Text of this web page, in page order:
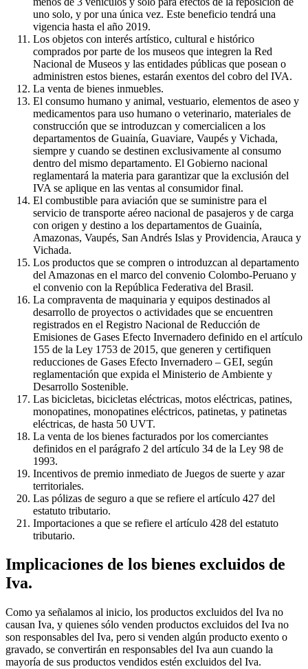
uno solo, y por una única vez. Este beneficio tendrá una
vigencia hasta el año 2019.
Los objetos con interés artístico, cultural e histórico
comprados por parte de los museos que integren la Red
Nacional de Museos y las entidades públicas que posean o
administren estos bienes, estarán exentos del cobro del IVA.
La venta de bienes inmuebles.
El consumo humano y animal, vestuario, elementos de aseo y
medicamentos para uso humano o veterinario, materiales de
construcción que se introduzcan y comercialicen a los
departamentos de Guainía, Guaviare, Vaupés y Vichada,
siempre y cuando se destinen exclusivamente al consumo
dentro del mismo departamento. El Gobierno nacional
reglamentará la materia para garantizar que la exclusión del
IVA se aplique en las ventas al consumidor final.
El combustible para aviación que se suministre para el
servicio de transporte aéreo nacional de pasajeros y de carga
con origen y destino a los departamentos de Guainía,
Amazonas, Vaupés, San Andrés Islas y Providencia, Arauca y
Vichada.
Los productos que se compren o introduzcan al departamento
del Amazonas en el marco del convenio Colombo-Peruano y
el convenio con la República Federativa del Brasil.
La compraventa de maquinaria y equipos destinados al
desarrollo de proyectos o actividades que se encuentren
registrados en el Registro Nacional de Reducción de
Emisiones de Gases Efecto Invernadero definido en el artículo
155 de la Ley 1753 de 2015, que generen y certifiquen
reducciones de Gases Efecto Invernadero – GEI, según
reglamentación que expida el Ministerio de Ambiente y
Desarrollo Sostenible.
Las bicicletas, bicicletas eléctricas, motos eléctricas, patines,
monopatines, monopatines eléctricos, patinetas, y patinetas
eléctricas, de hasta 50 UVT.
La venta de los bienes facturados por los comerciantes
definidos en el parágrafo 2 del artículo 34 de la Ley 98 de
1993.
Incentivos de premio inmediato de Juegos de suerte y azar
territoriales.
Las pólizas de seguro a que se refiere el artículo 427 del
estatuto tributario.
Importaciones a que se refiere el artículo 428 del estatuto
tributario.
Implicaciones de los bienes excluidos de
Iva.
Como ya señalamos al inicio, los productos excluidos del Iva no
causan Iva, y quienes sólo venden productos excluidos del Iva no
son responsables del Iva, pero si venden algún producto exento o
gravado, se convertirán en responsables del Iva aun cuando la
mayoría de sus productos vendidos estén excluidos del Iva.